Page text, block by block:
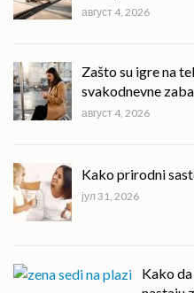
август 4, 2026
Zašto su igre na
svakodnevne
август 4, 2026
Kako prirodni
јул 31, 2026
Kako